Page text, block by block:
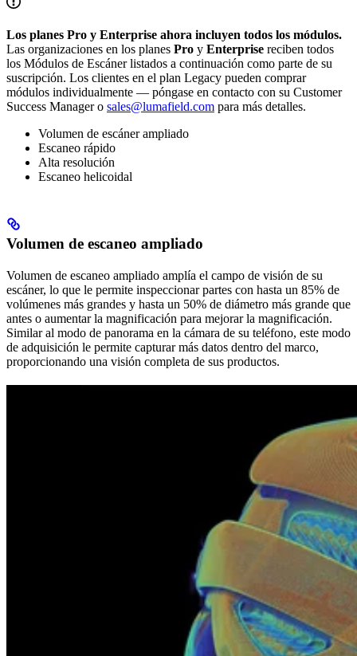
Los planes Pro y Enterprise ahora incluyen todos los módulos.
Las organizaciones en los planes Pro y Enterprise reciben todos
los Módulos de Escáner listados a continuación como parte de su
suscripción. Los clientes en el plan Legacy pueden comprar
módulos individualmente — póngase en contacto con su Customer
Success Manager o sales@lumafield.com para más detalles.
Volumen de escáner ampliado
Escaneo rápido
Alta resolución
Escaneo helicoidal
Volumen de escaneo ampliado
Volumen de escaneo ampliado amplía el campo de visión de su
escáner, lo que le permite inspeccionar partes con hasta un 85% de
volúmenes más grandes y hasta un 50% de diámetro más grande que
antes o aumentar la magnificación para mejorar la magnificación.
Similar al modo de panorama en la cámara de su teléfono, este modo
de adquisición le permite capturar más datos dentro del marco,
proporcionando una visión completa de sus productos.